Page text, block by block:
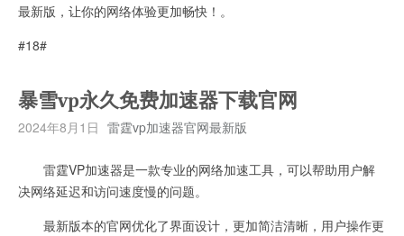
最新版，让你的网络体验更加畅快！。
#18#
暴雪vp永久免费加速器下载官网
2024年8月1日 雷霆vp加速器官网最新版
雷霆VP加速器是一款专业的网络加速工具，可以帮助用户解
决网络延迟和访问速度慢的问题。
最新版本的官网优化了界面设计，更加简洁清晰，用户操作更